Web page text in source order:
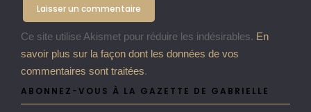
Ce site utilise Akismet pour réduire les indésirables. En
savoir plus sur la façon dont les données de vos
commentaires sont traitées.
ABONNEZ-VOUS À LA GAZETTE DE GABRIELLE